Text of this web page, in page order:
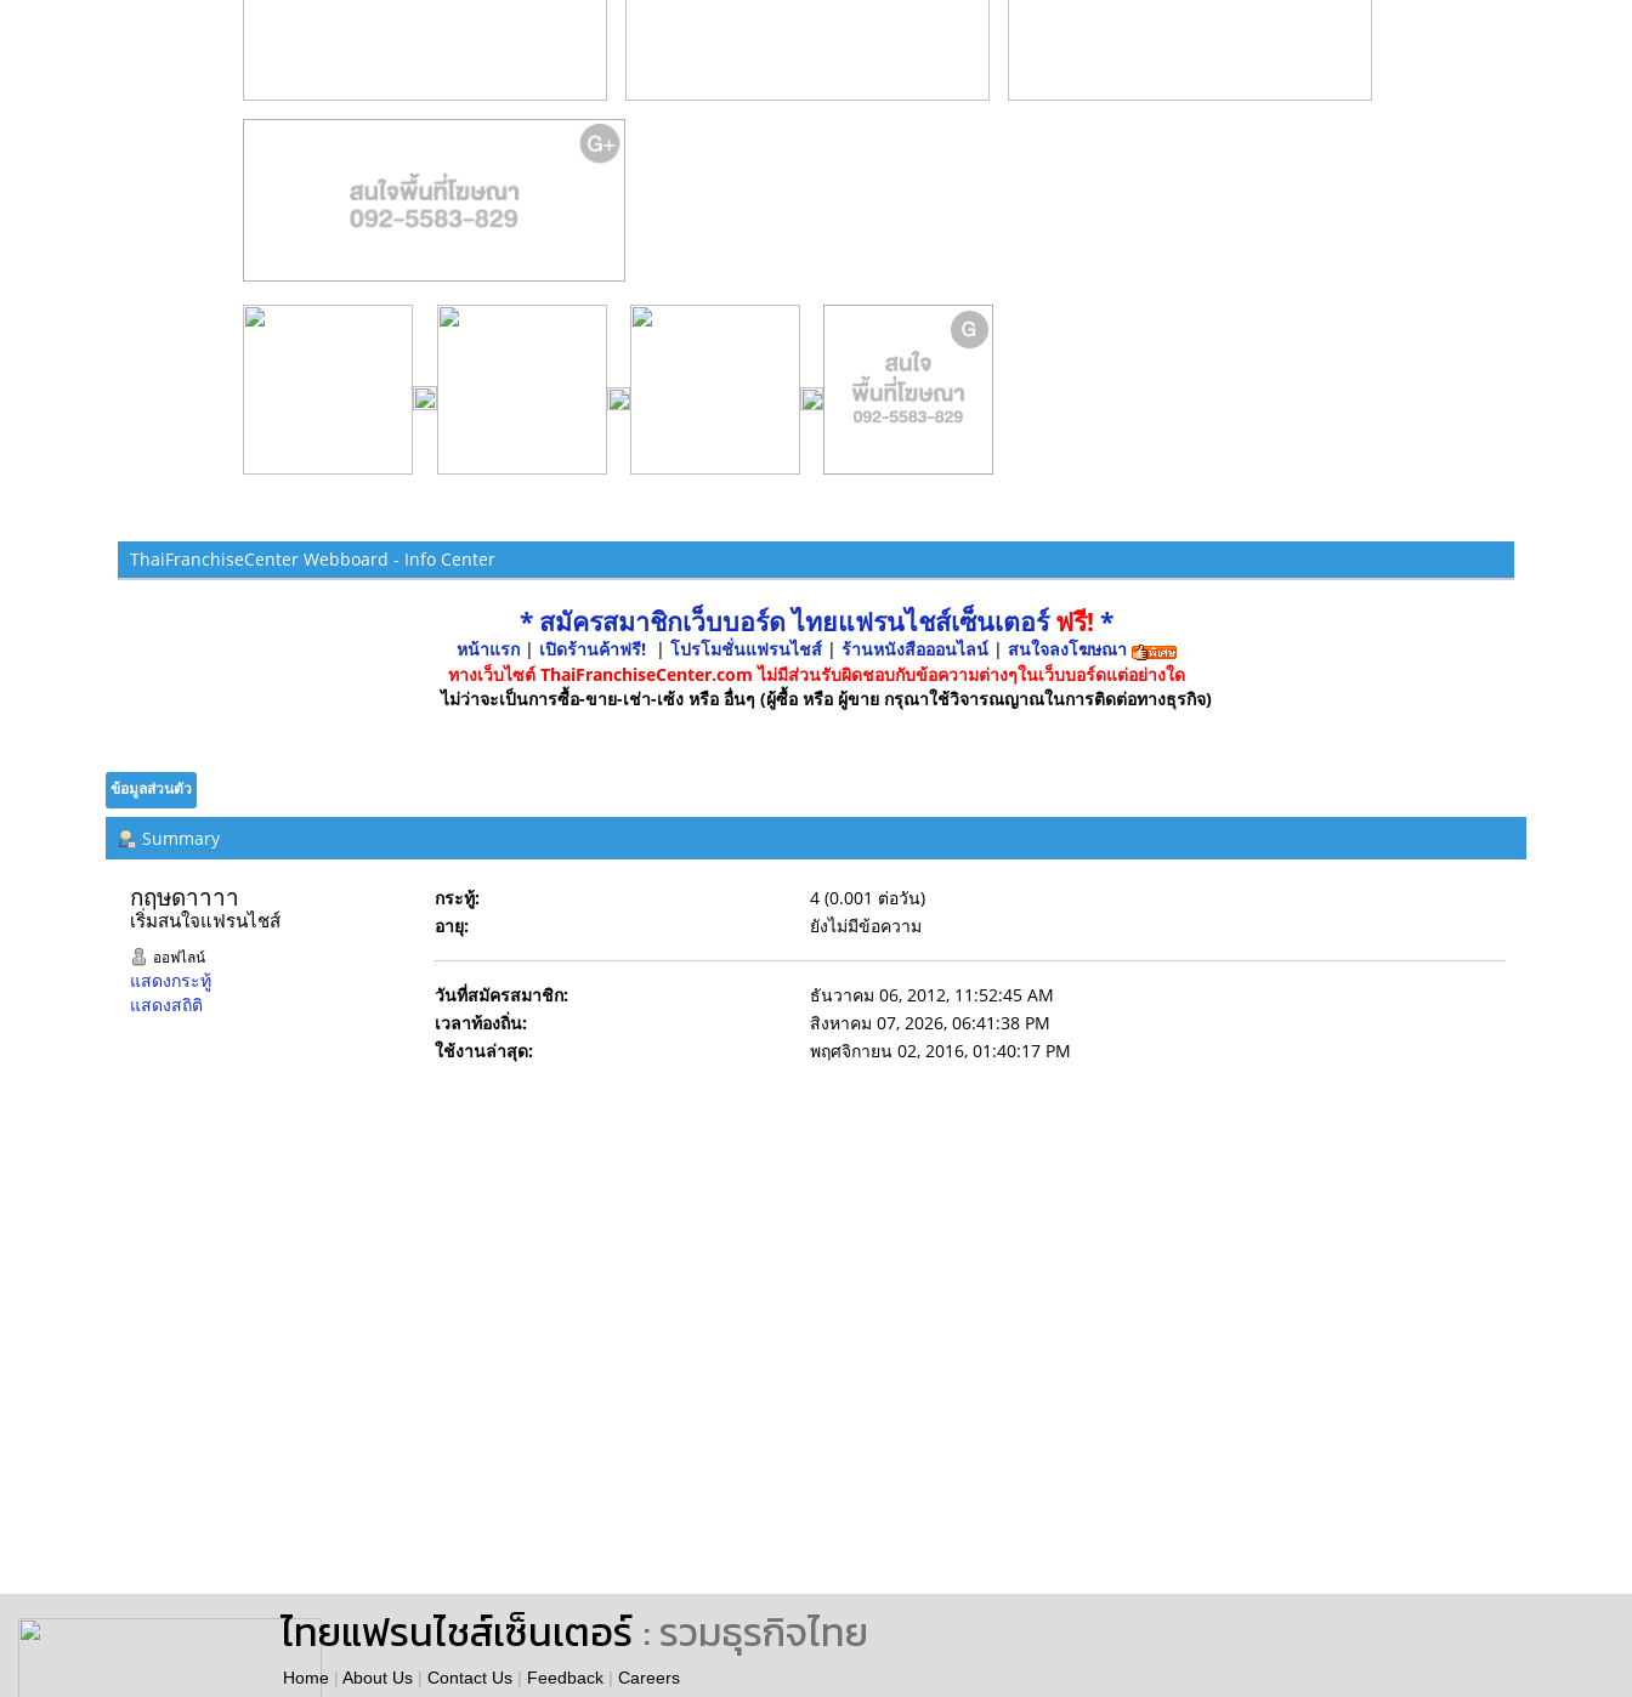
ThaiFranchiseCenter Webboard - Info Center
* สมัครสมาชิกเว็บบอร์ด ไทยแฟรนไชส์เซ็นเตอร์ฟรี! *
หน้าแรก| เปิดร้านค้าฟรี! | โปรโมชั่นแฟรนไชส์ | ร้านหนังสือออนไลน์ | สนใจลงโฆษณา
ทางเว็บไซต์ ThaiFranchiseCenter.com ไม่มีส่วนรับผิดชอบกับข้อความต่างๆในเว็บบอร์ดแต่อย่างใด
ไม่ว่าจะเป็นการซื้อ-ขาย-เช่า-เซ้ง หรือ อื่นๆ (ผู้ซื้อ หรือ ผู้ขาย กรุณาใช้วิจารณญาณในการติดต่อทางธุรกิจ)
ข้อมูลส่วนตัว
Summary
กฤษดาาาา
เริ่มสนใจแฟรนไชส์
ออฟไลน์
แสดงกระทู้
แสดงสถิติ
กระทู้:
4 (0.001 ต่อวัน)
อายุ:
ยังไม่มีข้อความ
วันที่สมัครสมาชิก:
ธันวาคม 06, 2012, 11:52:45 AM
เวลาท้องถิ่น:
สิงหาคม 07, 2026, 06:41:38 PM
ใช้งานล่าสุด:
พฤศจิกายน 02, 2016, 01:40:17 PM
ไทยแฟรนไชส์เซ็นเตอร์ : รวมธุรกิจไทย
Home | About Us | Contact Us | Feedback | Careers